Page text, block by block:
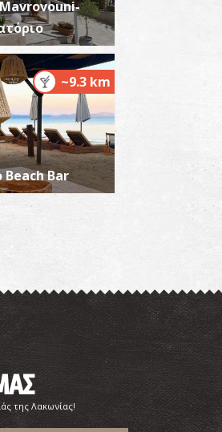
~5.4Km
~9.3 km
Beach Bar
της Λακωνίας!